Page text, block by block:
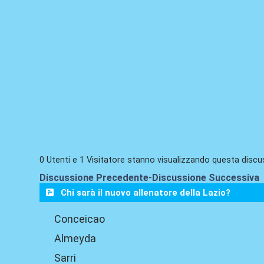
0 Utenti e 1 Visitatore stanno visualizzando questa
Discussione Precedente-Discussione Successiva
Chi sarà il nuovo allenatore della Lazio?
Conceicao
Almeyda
Sarri